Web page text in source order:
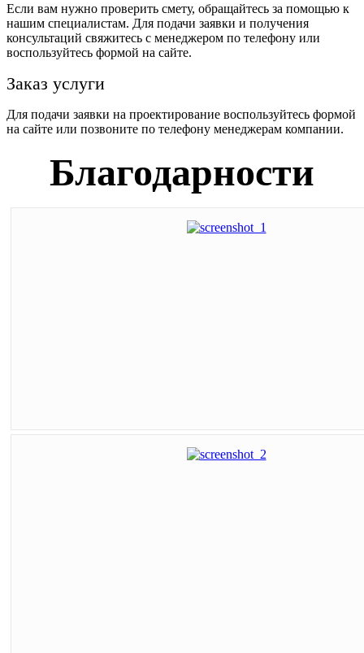
Если вам нужно проверить смету, обращайтесь за помощью к
нашим специалистам. Для подачи заявки и получения
консультаций свяжитесь с менеджером по телефону или
воспользуйтесь формой на сайте.
Заказ услуги
Для подачи заявки на проектирование воспользуйтесь формой
на сайте или позвоните по телефону менеджерам компании.
Благодарности